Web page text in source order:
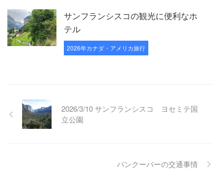
サンフランシスコの観光に便利なホ
テル
2026年カナダ・アメリカ旅行
2026/3/10 サンフランシスコ ヨセミテ国
立公園
バンクーバーの交通事情